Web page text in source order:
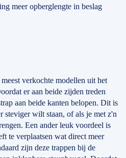
meer opberglengte in beslag
verkochte modellen uit het
er aan beide zijden treden
aan beide kanten belopen. Dit is
steviger wilt staan, of als je met z'n
Een ander leuk voordeel is
te verplaatsen wat direct meer
zijn deze trappen bij de